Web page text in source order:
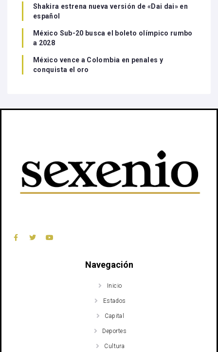
Shakira estrena nueva versión de «Dai dai» en
español
México Sub-20 busca el boleto olímpico rumbo
a 2028
México vence a Colombia en penales y
conquista el oro
Navegación
Inicio
Estados
Capital
Deportes
Cultura